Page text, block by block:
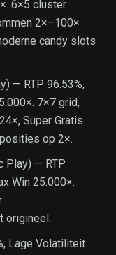
6×5 cluster
2×–100×
candy slots
— RTP 96.53%,
7×7 grid,
Super Gratis
op 2×.
Play) — RTP
Win 25.000×.
origineel.
Lage Volatiliteit.